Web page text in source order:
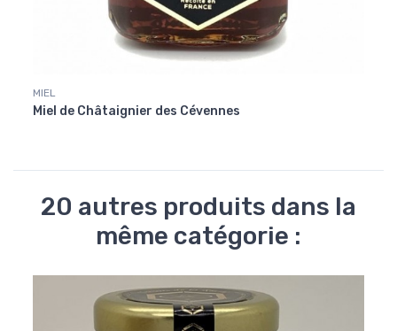
MIEL
Miel de Châtaignier des Cévennes
20 autres produits dans la
même catégorie :